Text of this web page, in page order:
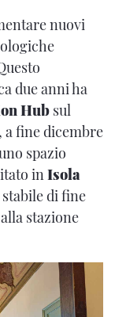
nuovi
due anni ha
Hub sul
, a fine dicembre
spazio
inIsola
di fine
stazione